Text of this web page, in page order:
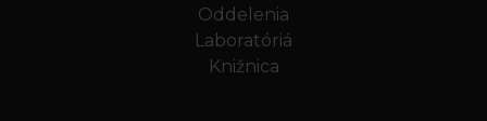
Oddelenia
Laboratóriá
Knižnica